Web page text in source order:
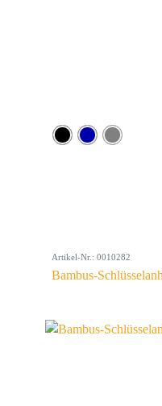
Artikel-Nr.: 0010282
Bambus-